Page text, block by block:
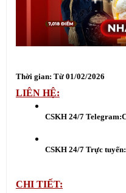
Thời gian: Từ 01/02/2026
LIÊN HỆ:
CSKH 24/7 Telegram:
CSKH 24/7 Trực tuyến:
CHI TIẾT: